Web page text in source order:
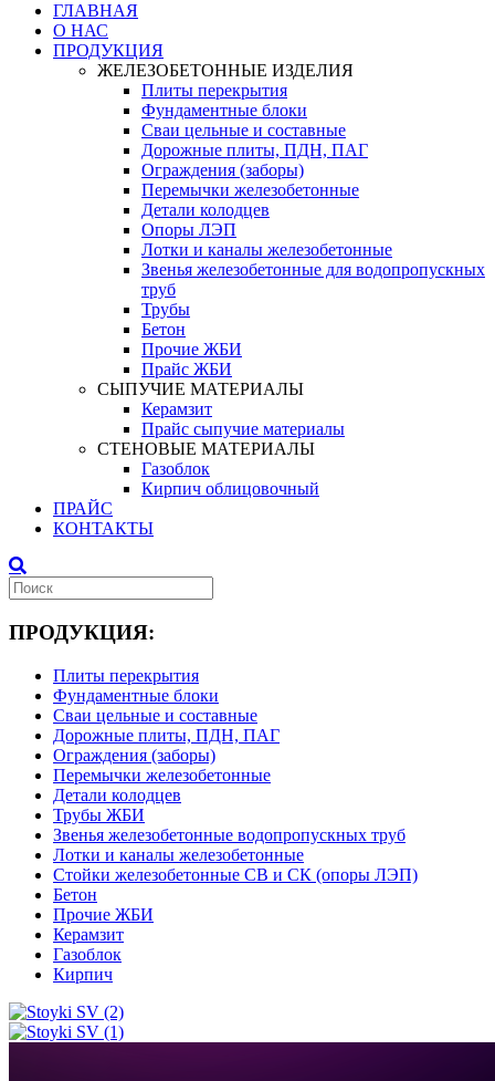
ГЛАВНАЯ
О НАС
ПРОДУКЦИЯ
ЖЕЛЕЗОБЕТОННЫЕ ИЗДЕЛИЯ
Плиты перекрытия
Фундаментные блоки
Сваи цельные и составные
Дорожные плиты, ПДН, ПАГ
Ограждения (заборы)
Перемычки железобетонные
Детали колодцев
Опоры ЛЭП
Лотки и каналы железобетонные
Звенья железобетонные для водопропускных
труб
Трубы
Бетон
Прочие ЖБИ
Прайс ЖБИ
СЫПУЧИЕ МАТЕРИАЛЫ
Керамзит
Прайс сыпучие материалы
СТЕНОВЫЕ МАТЕРИАЛЫ
Газоблок
Кирпич облицовочный
ПРАЙС
КОНТАКТЫ
ПРОДУКЦИЯ:
Плиты перекрытия
Фундаментные блоки
Сваи цельные и составные
Дорожные плиты, ПДН, ПАГ
Ограждения (заборы)
Перемычки железобетонные
Детали колодцев
Трубы ЖБИ
Звенья железобетонные водопропускных труб
Лотки и каналы железобетонные
Стойки железобетонные СВ и СК (опоры ЛЭП)
Бетон
Прочие ЖБИ
Керамзит
Газоблок
Кирпич